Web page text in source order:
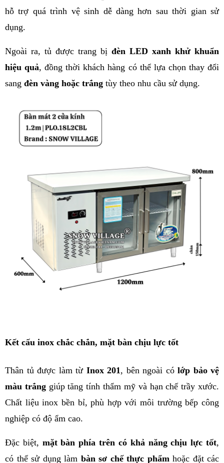
hỗ trợ quá trình vệ sinh dễ dàng hơn sau thời gian sử
dụng.
Ngoài ra, tủ được trang bị đèn LED xanh khử khuẩn
hiệu quả, đồng thời khách hàng có thể lựa chọn thay đổi
sang đèn vàng hoặc trắng tùy theo nhu cầu sử dụng.
Kết cấu inox chắc chắn, mặt bàn chịu lực tốt
Thân tủ được làm từ Inox 201, bên ngoài có lớp bảo vệ
màu trắng giúp tăng tính thẩm mỹ và hạn chế trầy xước.
Chất liệu inox bền bỉ, phù hợp với môi trường bếp công
nghiệp có độ ẩm cao.
Đặc biệt, mặt bàn phía trên có khả năng chịu lực tốt,
có thể sử dụng làm bàn sơ chế thực phẩm hoặc đặt các